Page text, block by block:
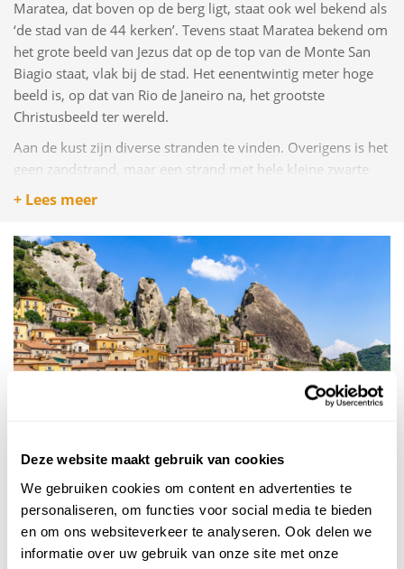
Deze website maakt gebruik van cookies
We gebruiken cookies om content en advertenties te
personaliseren, om functies voor social media te bieden
en om ons websiteverkeer te analyseren. Ook delen we
informatie over uw gebruik van onze site met onze
Maratea, dat boven op de berg ligt, staat ook wel bekend als
‘de stad van de 44 kerken’. Tevens staat Maratea bekend om
het grote beeld van Jezus dat op de top van de Monte San
Biagio staat, vlak bij de stad. Het eenentwintig meter hoge
beeld is, op dat van Rio de Janeiro na, het grootste
Christusbeeld ter wereld.
Aan de kust zijn diverse stranden te vinden. Overigens is het
geen zandstrand, maar een strand met hele kleine zwarte
steentjes (die eigenlijk net zo fijn zijn als zand). De kustplaats
scheiden. Er is geen lange, rechte kustlijn waar je van lido
naar lido kunt lopen. Er hangt een prettige en ontspannen
sfeer en het is echt een aanrader voor de vakantiegangers
die liever niet naar massale en toeristische stranden gaan.
+ Lees meer
Lucanische Dolomieten & de
Engelenvlucht